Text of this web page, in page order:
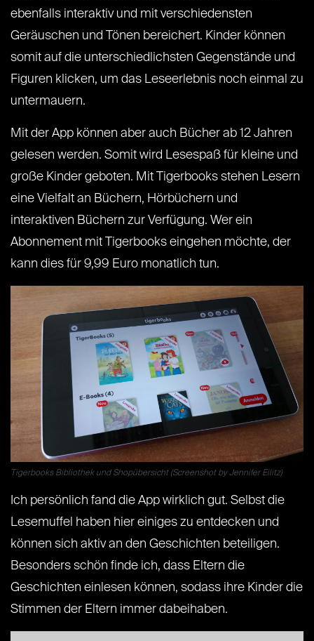
ebenfalls interaktiv und mit verschiedensten
Geräuschen und Tönen bereichert. Kinder können
somit auf die unterschiedlichsten Gegenstände und
Figuren klicken, um das Leseerlebnis noch einmal zu
untermauern.
Mit der App können aber auch Bücher ab 12 Jahren
gelesen werden. Somit wird Lesespaß für kleine und
große Kinder geboten. Mit Tigerbooks stehen Lesern
eine Vielfalt an Büchern, Hörbüchern und
interaktiven Büchern zur Verfügung. Wer ein
Abonnement mit Tigerbooks eingehen möchte, der
kann dies für 9,99 Euro monatlich tun.
Tigerbooks Bibliothek und Shopübersicht (Screenshot by Jennifer Eilitz)
Ich persönlich fand die App wirklich gut. Selbst die
Lesemuffel haben hier einiges zu entdecken und
können sich aktiv an den Geschichten beteiligen.
Besonders schön finde ich, dass Eltern die
Geschichten einlesen können, sodass ihre Kinder die
Stimmen der Eltern immer dabeihaben.